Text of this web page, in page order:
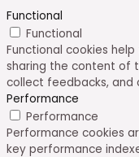
Functional
Functional
Functional cookies
sharing the content of
collect feedbacks,
Performance
Performance
Performance cookies
key performance